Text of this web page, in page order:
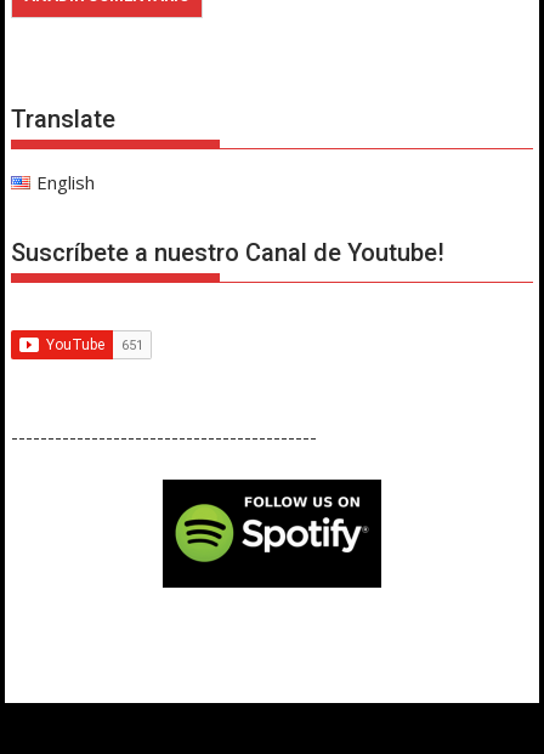
Translate
English
Suscríbete a nuestro Canal de Youtube!
------------------------------------------